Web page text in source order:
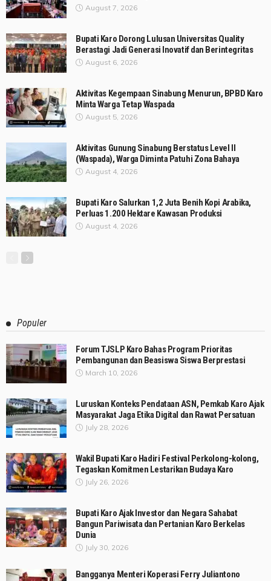
August 7, 2026
Bupati Karo Dorong Lulusan Universitas Quality
Berastagi Jadi Generasi Inovatif dan Berintegritas
August 6, 2026
Aktivitas Kegempaan Sinabung Menurun, BPBD Karo
Minta Warga Tetap Waspada
August 5, 2026
Aktivitas Gunung Sinabung Berstatus Level II
(Waspada), Warga Diminta Patuhi Zona Bahaya
August 4, 2026
Bupati Karo Salurkan 1,2 Juta Benih Kopi Arabika,
Perluas 1.200 Hektare Kawasan Produksi
August 4, 2026
Populer
Forum TJSLP Karo Bahas Program Prioritas
Pembangunan dan Beasiswa Siswa Berprestasi
March 10, 2026
Luruskan Konteks Pendataan ASN, Pemkab Karo Ajak
Masyarakat Jaga Etika Digital dan Rawat Persatuan
July 28, 2026
Wakil Bupati Karo Hadiri Festival Perkolong-kolong,
Tegaskan Komitmen Lestarikan Budaya Karo
July 26, 2026
Bupati Karo Ajak Investor dan Negara Sahabat
Bangun Pariwisata dan Pertanian Karo Berkelas
Dunia
July 30, 2026
Bangganya Menteri Koperasi Ferry Juliantono